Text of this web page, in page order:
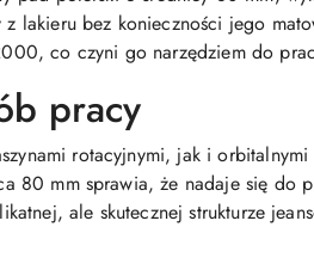
lakieru bez konieczności jego
co czyni go narzędziem do
pracy
rotacyjnymi, jak i
80 mm sprawia, że nadaje się do
ale skutecznej strukturze